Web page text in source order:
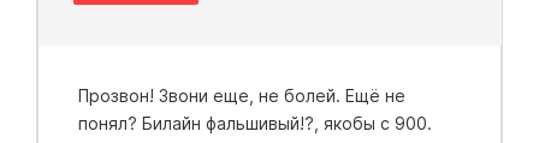
Прозвон! Звони еще, не болей. Ещё не
понял? Билайн фальшивый!?, якобы с 900.